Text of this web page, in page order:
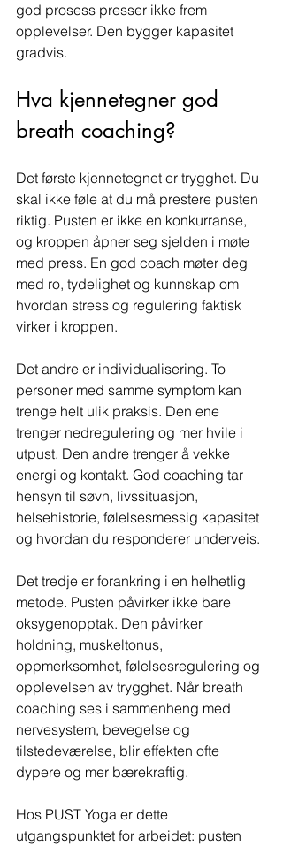
god prosess presser ikke frem
opplevelser. Den bygger kapasitet
gradvis.
Hva kjennetegner god
breath coaching?
Det første kjennetegnet er trygghet. Du
skal ikke føle at du må prestere pusten
riktig. Pusten er ikke en konkurranse,
og kroppen åpner seg sjelden i møte
med press. En god coach møter deg
med ro, tydelighet og kunnskap om
hvordan stress og regulering faktisk
virker i kroppen.
Det andre er individualisering. To
personer med samme symptom kan
trenge helt ulik praksis. Den ene
trenger nedregulering og mer hvile i
utpust. Den andre trenger å vekke
energi og kontakt. God coaching tar
hensyn til søvn, livssituasjon,
helsehistorie, følelsesmessig kapasitet
og hvordan du responderer underveis.
Det tredje er forankring i en helhetlig
metode. Pusten påvirker ikke bare
oksygenopptak. Den påvirker
holdning, muskeltonus,
oppmerksomhet, følelsesregulering og
opplevelsen av trygghet. Når breath
coaching ses i sammenheng med
nervesystem, bevegelse og
tilstedeværelse, blir effekten ofte
dypere og mer bærekraftig.
Hos PUST Yoga er dette
utgangspunktet for arbeidet: pusten